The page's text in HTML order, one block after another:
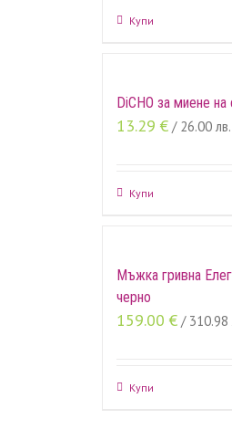
Купи
DiCHO за миене
13.29 € / 26.00 лв.
Купи
Мъжка гривна
черно
159.00 € / 310.98
Купи